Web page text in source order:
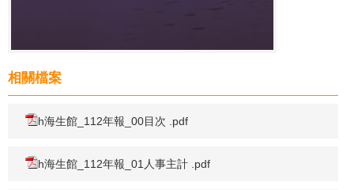
相關檔案
h海生館_112年報_00目次 .pdf
h海生館_112年報_01人事主計 .pdf